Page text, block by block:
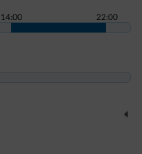
14:00 22:00